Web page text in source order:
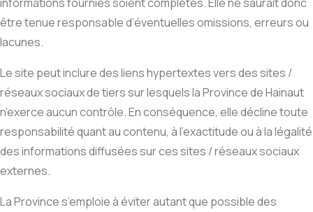
être tenue responsable d’éventuelles omissions, erreurs ou
lacunes.
Le site peut inclure des liens hypertextes vers des sites /
réseaux sociaux de tiers sur lesquels la Province de Hainaut
n’exerce aucun contrôle. En conséquence, elle décline toute
responsabilité quant au contenu, à l’exactitude ou à la légalité
des informations diffusées sur ces sites / réseaux sociaux
externes.
La Province s’emploie à éviter autant que possible des